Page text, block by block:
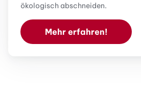
ökologisch abschneiden.
Mehr erfahren!